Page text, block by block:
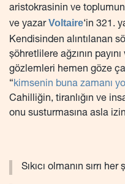
aristokrasinin ve
ve yazarVoltaire‘in 321.
Kendisinden alıntılanan
şöhretlilere ağzının
gözlemleri hemen göze
“kimsenin buna zamanı
Cahilliğin, tiranlığın ve
onu susturmasına asla
Sıkıcı olmanın sırrı